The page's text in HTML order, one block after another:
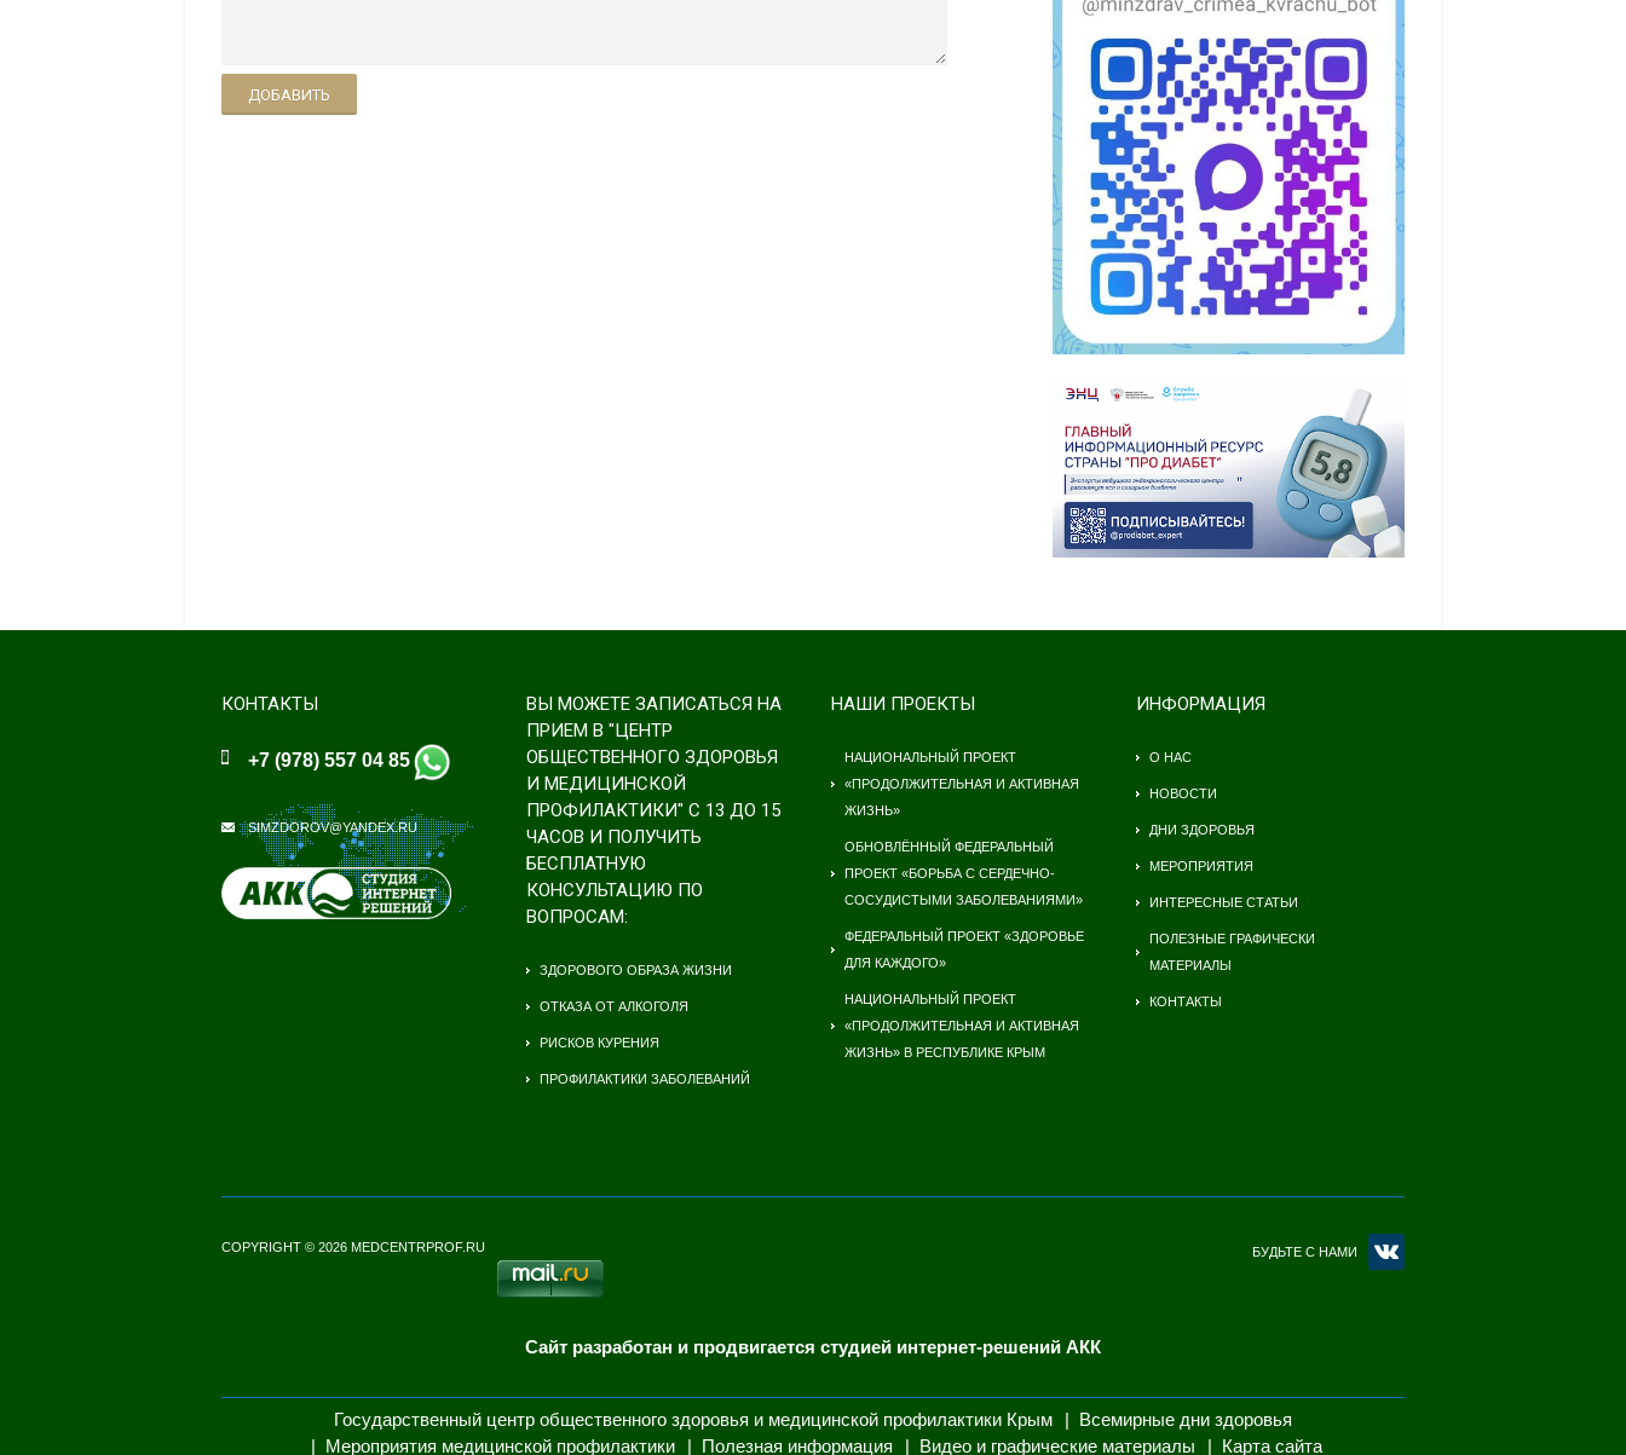
ДОБАВИТЬ
КОНТАКТЫ
+7 (978) 557 04 85
SIMZDOROV@YANDEX.RU
ВЫ МОЖЕТЕ ЗАПИСАТЬСЯ НА
ПРИЕМ В "ЦЕНТР
ОБЩЕСТВЕННОГО ЗДОРОВЬЯ
И МЕДИЦИНСКОЙ
ПРОФИЛАКТИКИ" С 13 ДО 15
ЧАСОВ И ПОЛУЧИТЬ
БЕСПЛАТНУЮ
КОНСУЛЬТАЦИЮ ПО
ВОПРОСАМ:
ЗДОРОВОГО ОБРАЗА ЖИЗНИ
ОТКАЗА ОТ АЛКОГОЛЯ
РИСКОВ КУРЕНИЯ
ПРОФИЛАКТИКИ ЗАБОЛЕВАНИЙ
НАШИ ПРОЕКТЫ
НАЦИОНАЛЬНЫЙ ПРОЕКТ
«ПРОДОЛЖИТЕЛЬНАЯ И АКТИВНАЯ
ЖИЗНЬ»
ОБНОВЛЁННЫЙ ФЕДЕРАЛЬНЫЙ
ПРОЕКТ «БОРЬБА С СЕРДЕЧНО-
СОСУДИСТЫМИ ЗАБОЛЕВАНИЯМИ»
ФЕДЕРАЛЬНЫЙ ПРОЕКТ «ЗДОРОВЬЕ
ДЛЯ КАЖДОГО»
НАЦИОНАЛЬНЫЙ ПРОЕКТ
«ПРОДОЛЖИТЕЛЬНАЯ И АКТИВНАЯ
ЖИЗНЬ» В РЕСПУБЛИКЕ КРЫМ
ИНФОРМАЦИЯ
О НАС
НОВОСТИ
ДНИ ЗДОРОВЬЯ
МЕРОПРИЯТИЯ
ИНТЕРЕСНЫЕ СТАТЬИ
ПОЛЕЗНЫЕ ГРАФИЧЕСКИ
МАТЕРИАЛЫ
КОНТАКТЫ
COPYRIGHT © 2026 MEDCENTRPROF.RU БУДЬТЕ С НАМИ
Сайт разработан и продвигается студией интернет-решений АКК
Государственный центр общественного здоровья и медицинской профилактики Крым
Всемирные дни здоровья
Мероприятия медицинской профилактики
Полезная информация Видео и графические материалы Карта сайта